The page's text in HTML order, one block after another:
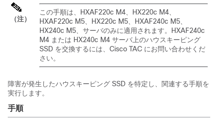
（注）
この手順は、HXAF220c M4、HX220c M4、
HXAF220c M5、HX220c M5、HXAF240c M5、
HX240c M5、サーバのみに適用されます。HXAF240c
M4 または HX240c M4 サーバ上のハウスキーピング
SSD を交換するには、Cisco TAC にお問い合わせくだ
さい。
障害が発生したハウスキーピング SSD を特定し、関連する手順を
実行します。
手順